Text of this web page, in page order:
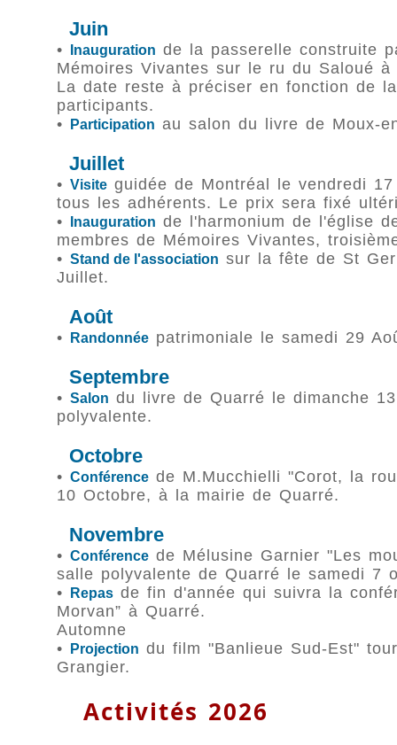
Juin
• Inauguration de la passerelle construite
Mémoires Vivantes sur le ru du Saloué à
La date reste à préciser en fonction de
participants.
•
Participation au salon du livre de Moux-
Juillet
• Visite guidée de Montréal le vendredi
tous les adhérents. Le prix sera fixé
•
Inauguration de l'harmonium de l'église
membres de Mémoires Vivantes,
• Stand de l'association sur la fête de St
Juillet.
Août
• Randonnée patrimoniale le samedi 29
Septembre
• Salon du livre de Quarré le dimanche
polyvalente.
Octobre
• Conférence de M.Mucchielli "Corot, la
10 Octobre, à la mairie de Quarré.
Novembre
• Conférence de Mélusine Garnier "Les
salle polyvalente de Quarré le samedi 7
•
Repas de fin d'année qui suivra la
Morvan” à Quarré.
Automne
•
Projection du film "Banlieue Sud-Est"
Grangier.
Activités 2026